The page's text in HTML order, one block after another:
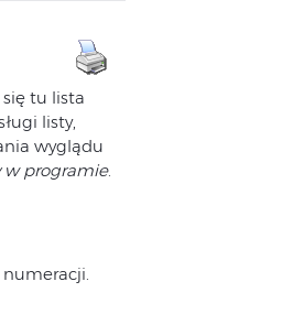
tu lista
listy,
wyglądu
w programie.